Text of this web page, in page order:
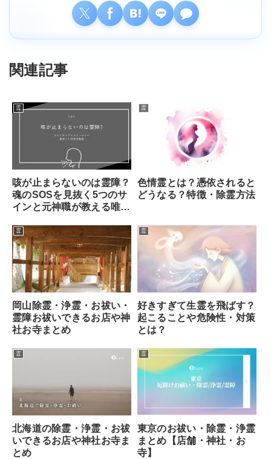
関連記事
霊
咳が止まらないのは霊障？
魂のSOSを見抜く5つのサ
インと元神職が教える唯一
霊
色情霊とは？憑依されると
どうなる？特徴・除霊方法
霊
岡山除霊・浄霊・お祓い・
霊障お祓いできるお店や神
社お寺まとめ
霊
好きすぎて生霊を飛ばす？
起こることや危険性・対策
とは？
霊
北海道の除霊・浄霊・お祓
いできるお店や神社お寺ま
とめ
霊
東京のお祓い・除霊・浄霊
まとめ【店舗・神社・お
寺】